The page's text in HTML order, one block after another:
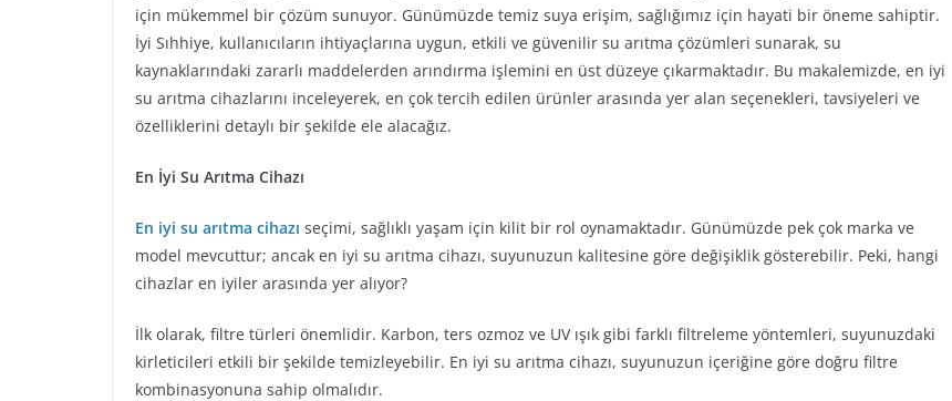
için mükemmel bir çözüm sunuyor. Günümüzde temiz suya erişim, sağlığımız için hayati bir öneme sahiptir.
İyi Sıhhiye, kullanıcıların ihtiyaçlarına uygun, etkili ve güvenilir su arıtma çözümleri sunarak, su
kaynaklarındaki zararlı maddelerden arındırma işlemini en üst düzeye çıkarmaktadır. Bu makalemizde, en iyi
su arıtma cihazlarını inceleyerek, en çok tercih edilen ürünler arasında yer alan seçenekleri, tavsiyeleri ve
özelliklerini detaylı bir şekilde ele alacağız.
En İyi Su Arıtma Cihazı
En iyi su arıtma cihazı seçimi, sağlıklı yaşam için kilit bir rol oynamaktadır. Günümüzde pek çok marka ve
model mevcuttur; ancak en iyi su arıtma cihazı, suyunuzun kalitesine göre değişiklik gösterebilir. Peki, hangi
cihazlar en iyiler arasında yer alıyor?
İlk olarak, filtre türleri önemlidir. Karbon, ters ozmoz ve UV ışık gibi farklı filtreleme yöntemleri, suyunuzdaki
kirleticileri etkili bir şekilde temizleyebilir. En iyi su arıtma cihazı, suyunuzun içeriğine göre doğru filtre
kombinasyonuna sahip olmalıdır.